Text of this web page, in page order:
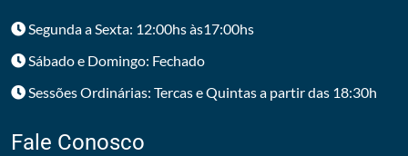
Segunda a Sexta: 12:00hs às17:00hs
Sábado e Domingo: Fechado
Sessões Ordinárias: Tercas e Quintas a partir das 18:30h
Fale Conosco